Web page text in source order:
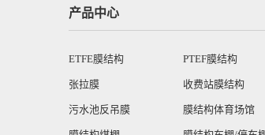
产品中心
ETFE膜结构 PTEF膜结构
张拉膜 收费站膜结构
污水池反吊膜 膜结构体育场馆